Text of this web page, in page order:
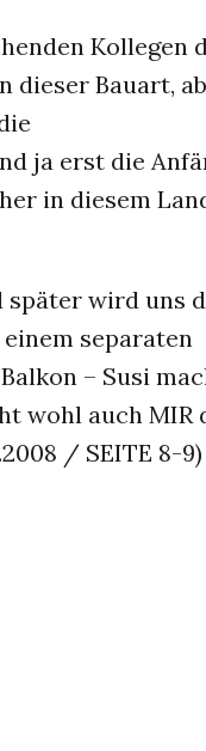
Kollegen
dieser Bauart,
ja erst die
in diesem
später wird uns
separaten
– Susi
wohl auch MIR
/ SEITE 8-9)